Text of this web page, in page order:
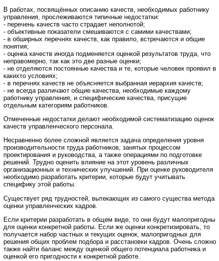
В работах, посвящённых описанию качеств, необходимых работнику
управления, прослеживаются типичные недостатки:
- перечень качеств часто страдает неполнотой;
- объективные показатели смешиваются с самими качествами;
- в обширных перечнях качеств, как правило, встречаются и общие
понятия;
- оценка качеств иногда подменяется оценкой результатов труда, что
неправомерно, так как это две разные оценки;
- не отделяются постоянные качества и те, которые человек проявил в
какихто условиях;
- в перечнях качеств не объясняется выбранная иерархия качеств;
- не всегда различают общие качества, необходимые каждому
работнику управления, и специфические качества, присущие
отдельным категориям работников.
Отмеченные недостатки делают необходимой систематизацию оценок
качеств управленческого персонала.
Несравненно более сложной является задача определения уровня
производительности труда работников, занятых процессом
проектирования и руководства, а также операциями по подготовке
решений. Трудно оценить влияние на этот уровень различных
организационных и технических улучшений. При оценке руководителя
необходимо разработать критерии, которые будут учитывать
специфику этой работы.
Существует ряд трудностей, вытекающих из самого существа метода
оценки управленческих кадров.
Если критерии разработать в общем виде, то они будут малопригодны
для оценки конкретной работы. Если же оценки конкретизировать, то
получается набор частных и текущих оценок, малопригодных для
решения общих проблем подбора и расстановки кадров. Очень сложно
также найти баланс между оценкой общего потенциала работника и
оценкой его пригодности к конкретной работе.